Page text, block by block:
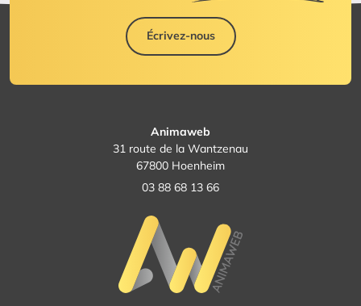
Écrivez-nous
Animaweb
31 route de la Wantzenau
67800 Hoenheim
03 88 68 13 66